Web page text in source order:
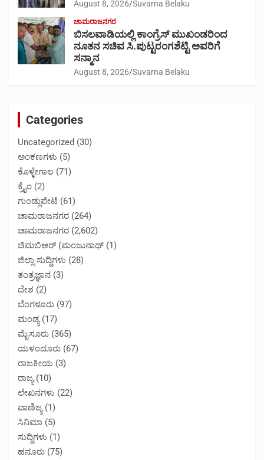
August 8, 2026 Suvarna Belaku
ಚಾಮರಾಜನಗರ
ಬಿಸಲವಾಡಿಯಲ್ಲಿ ಕಾಂಗ್ರೆಸ್ ಮುಖಂಡರಿಂದ
ನೂತನ ಸಚಿವ ಸಿ.ಪುಟ್ಟರಂಗಶೆಟ್ಟಿ ಅವರಿಗೆ
ಸನ್ಮಾನ
August 8, 2026 Suvarna Belaku
Categories
Uncategorized (30)
ಅಂಕಣಗಳು (5)
ಕೊಳ್ಳೇಗಾಲ (71)
ಕ್ರೈಂ (2)
ಗುಂಡ್ಲುಪೇಟೆ (61)
ಚಾಮರಾಜನಗರ (264)
ಚಾಮರಾಜನಗರ (2,602)
ಚಿಮಬಿಆರ್ (ಮಂಜುನಾಥ್ (1)
ಜಿಲ್ಲಾ ಸುದ್ದಿಗಳು (28)
ತಂತ್ರಜ್ಞಾನ (3)
ದೇಶ (2)
ಬೆಂಗಳೂರು (97)
ಮಂಡ್ಯ(17)
ಮೈಸೂರು (365)
ಯಳಂದೂರು (67)
ರಾಜಕೀಯ (3)
ರಾಜ್ಯ(10)
ಲೇಖನಗಳು (22)
ವಾಣಿಜ್ಯ(1)
ಸಿನಿಮಾ (5)
ಸುದ್ದಿಗಳು (1)
ಹನೂರು (75)